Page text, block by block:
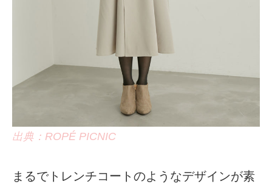
出典：ROPÉ PICNIC
まるでトレンチコートのようなデザインが素